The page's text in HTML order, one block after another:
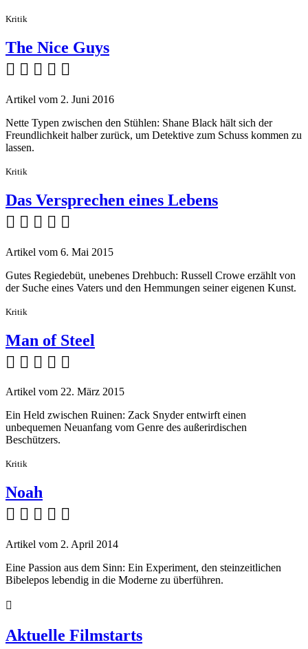
Kritik
The Nice Guys
    
Artikel vom 2. Juni 2016
Nette Typen zwischen den Stühlen: Shane Black hält sich der
Freundlichkeit halber zurück, um Detektive zum Schuss kommen zu
lassen.
Kritik
Das Versprechen eines Lebens
    
Artikel vom 6. Mai 2015
Gutes Regiedebüt, unebenes Drehbuch: Russell Crowe erzählt von
der Suche eines Vaters und den Hemmungen seiner eigenen Kunst.
Kritik
Man of Steel
    
Artikel vom 22. März 2015
Ein Held zwischen Ruinen: Zack Snyder entwirft einen
unbequemen Neuanfang vom Genre des außerirdischen
Beschützers.
Kritik
Noah
    
Artikel vom 2. April 2014
Eine Passion aus dem Sinn: Ein Experiment, den steinzeitlichen
Bibelepos lebendig in die Moderne zu überführen.

Aktuelle Filmstarts